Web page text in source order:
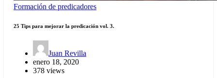
Formación de predicadores
25 Tips para mejorar la predicación vol. 3.
Juan Revilla
enero 18, 2020
378 views